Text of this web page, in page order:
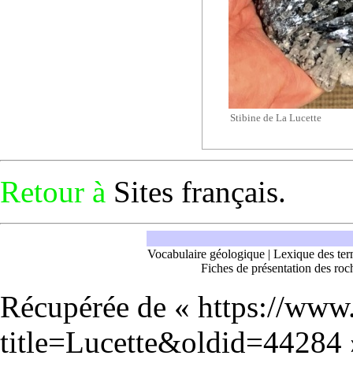
Stibine de La Lucette
Retour à Sites français.
Vocabulaire géologique| Lexique des
Fiches de présentation des
Récupérée de « https://
title=Lucette&oldid=44284